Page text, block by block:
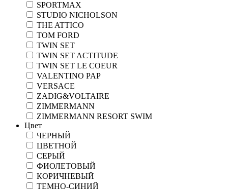
SPORTMAX
STUDIO NICHOLSON
THE ATTICO
TOM FORD
TWIN SET
TWIN SET ACTITUDE
TWIN SET LE COEUR
VALENTINO PAP
VERSACE
ZADIG&VOLTAIRE
ZIMMERMANN
ZIMMERMANN RESORT SWIM
Цвет
ЧЕРНЫЙ
ЦВЕТНОЙ
СЕРЫЙ
ФИОЛЕТОВЫЙ
КОРИЧНЕВЫЙ
ТЕМНО-СИНИЙ